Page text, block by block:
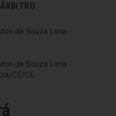
de Souza Lima
de Souza Lima
CE/CE